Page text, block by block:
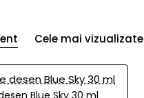
Cele mai vizualizate